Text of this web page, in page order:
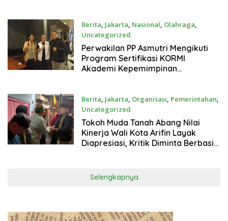
Berita, Jakarta, Nasional, Olahraga,
Uncategorized
Juli 25, 2026
Perwakilan PP Asmutri Mengikuti
Program Sertifikasi KORMI
Akademi Kepemimpinan
Berita, Jakarta, Organisasi, Pemerintahan,
Uncategorized
Juli 24, 2026
Tokoh Muda Tanah Abang Nilai
Kinerja Wali Kota Arifin Layak
Diapresiasi, Kritik Diminta Berbasis
Selengkapnya